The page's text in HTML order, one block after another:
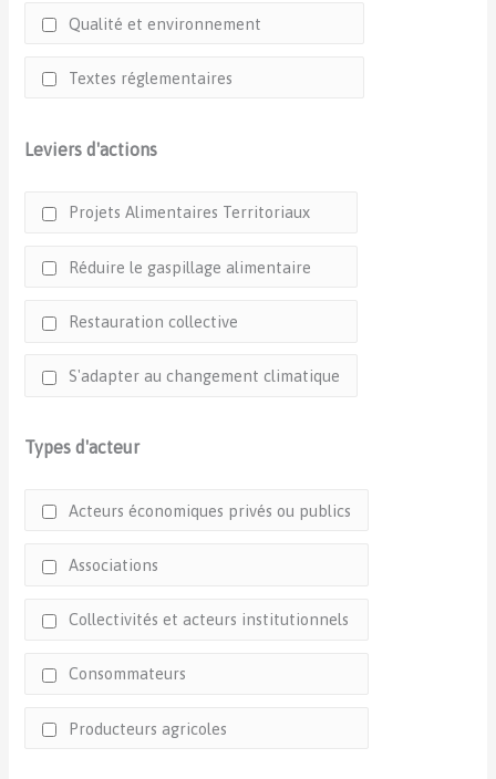
Qualité et environnement
Textes réglementaires
Leviers d'actions
Projets Alimentaires Territoriaux
Réduire le gaspillage alimentaire
Restauration collective
S'adapter au changement climatique
Types d'acteur
Acteurs économiques privés ou publics
Associations
Collectivités et acteurs institutionnels
Consommateurs
Producteurs agricoles